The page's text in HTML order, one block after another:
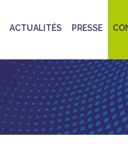
ACTUALITÉS PRESSE